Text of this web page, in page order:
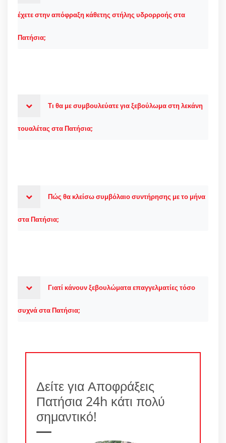
έχετε στην απόφραξη κάθετης στήλης υδρορροής στα
Πατήσια;
Τι θα με συμβουλεύατε για ξεβούλωμα στη λεκάνη
τουαλέτας στα Πατήσια;
Πώς θα κλείσω συμβόλαιο συντήρησης με το μήνα
στα Πατήσια;
Γιατί κάνουν ξεβουλώματα επαγγελματίες τόσο
συχνά στα Πατήσια;
Δείτε για Αποφράξεις
Πατήσια 24h κάτι πολύ
σημαντικό!